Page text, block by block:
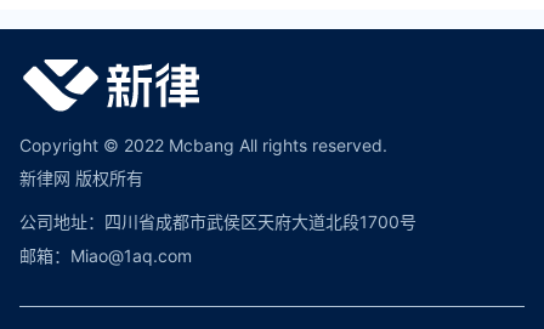
Copyright © 2022 Mcbang All rights reserved.
新律网 版权所有
公司地址：四川省成都市武侯区天府大道北段1700号
邮箱：Miao@1aq.com